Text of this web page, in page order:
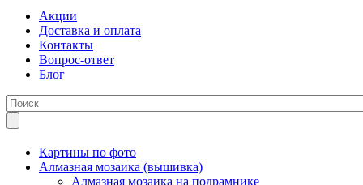
Акции
Доставка и оплата
Контакты
Вопрос-ответ
Блог
Картины по фото
Алмазная мозаика (вышивка)
Алмазная мозаика на подрамнике